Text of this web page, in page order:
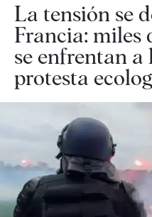
La tensión se
Francia: miles
se enfrentan
protesta